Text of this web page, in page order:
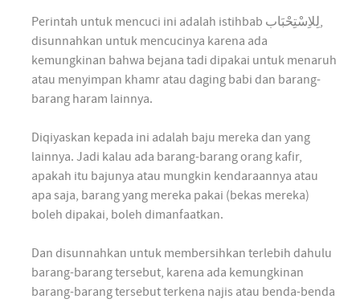
Perintah untuk mencuci ini adalah istihbab لِلاِسْتِحْبَاب,
disunnahkan untuk mencucinya karena ada
kemungkinan bahwa bejana tadi dipakai untuk menaruh
atau menyimpan khamr atau daging babi dan barang-
barang haram lainnya.
Diqiyaskan kepada ini adalah baju mereka dan yang
lainnya. Jadi kalau ada barang-barang orang kafir,
apakah itu bajunya atau mungkin kendaraannya atau
apa saja, barang yang mereka pakai (bekas mereka)
boleh dipakai, boleh dimanfaatkan.
Dan disunnahkan untuk membersihkan terlebih dahulu
barang-barang tersebut, karena ada kemungkinan
barang-barang tersebut terkena najis atau benda-benda